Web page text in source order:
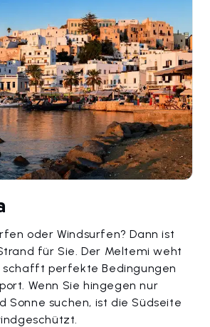
oder Windsurfen? Dann ist
für Sie. Der Meltemi weht
schafft perfekte Bedingungen
Wenn Sie hingegen nur
Sonne suchen, ist die Südseite